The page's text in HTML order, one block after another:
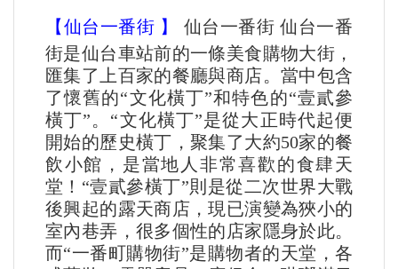
【仙台一番街 】
​ 仙台一番街 仙台一番
街是仙台車站前的一條美食購物大街，
匯集了上百家的餐廳與商店。當中包含
了懷舊的“文化橫丁”和特色的“壹貳參
橫丁”。“文化橫丁”是從大正時代起便
開始的歷史橫丁，聚集了大約50家的餐
飲小館，是當地人非常喜歡的食肆天
堂！“壹貳參橫丁”則是從二次世界大戰
後興起的露天商店，現已演變為狹小的
室內巷弄，很多個性的店家隱身於此。
而“一番町購物街”是購物者的天堂，各